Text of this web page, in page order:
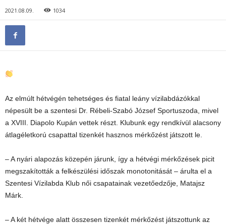
2021.08.09. 1034
Az elmúlt hétvégén tehetséges és fiatal leány vízilabdázókkal
népesült be a szentesi Dr. Rébeli-Szabó József Sportuszoda, mivel
a XVIII. Diapolo Kupán vettek részt. Klubunk egy rendkívül alacsony
átlagéletkorú csapattal tizenkét hasznos mérkőzést játszott le.
– A nyári alapozás közepén járunk, így a hétvégi mérkőzések picit
megszakították a felkészülési időszak monotonitását – árulta el a
Szentesi Vízilabda Klub női csapatainak vezetőedzője, Matajsz
Márk.
– A két hétvége alatt összesen tizenkét mérkőzést játszottunk az